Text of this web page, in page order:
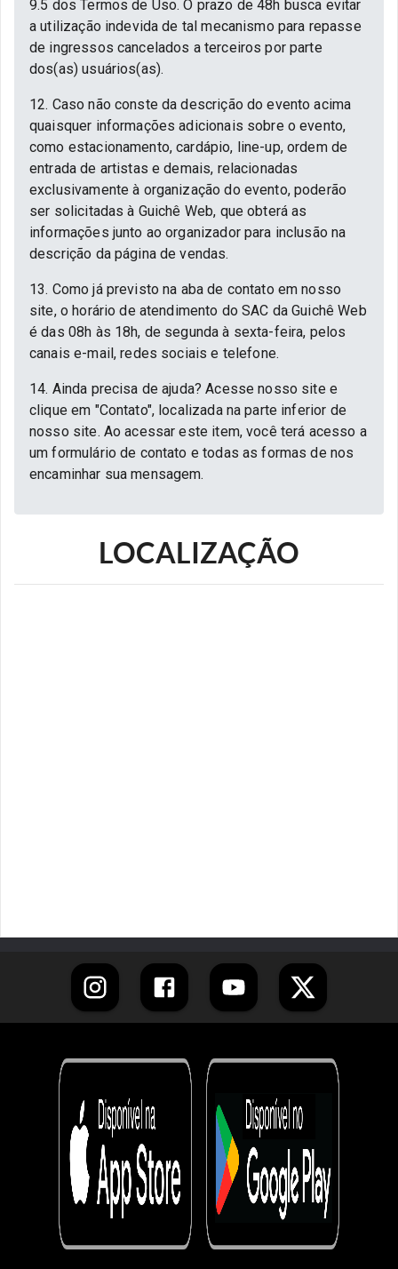
9.5 dos Termos de Uso. O prazo de 48h busca evitar
a utilização indevida de tal mecanismo para repasse
de ingressos cancelados a terceiros por parte
dos(as) usuários(as).
12. Caso não conste da descrição do evento acima
quaisquer informações adicionais sobre o evento,
como estacionamento, cardápio, line-up, ordem de
entrada de artistas e demais, relacionadas
exclusivamente à organização do evento, poderão
ser solicitadas à Guichê Web, que obterá as
informações junto ao organizador para inclusão na
descrição da página de vendas.
13. Como já previsto na aba de contato em nosso
site, o horário de atendimento do SAC da Guichê Web
é das 08h às 18h, de segunda à sexta-feira, pelos
canais e-mail, redes sociais e telefone.
14. Ainda precisa de ajuda? Acesse nosso site e
clique em "Contato", localizada na parte inferior de
nosso site. Ao acessar este item, você terá acesso a
um formulário de contato e todas as formas de nos
encaminhar sua mensagem.
LOCALIZAÇÃO